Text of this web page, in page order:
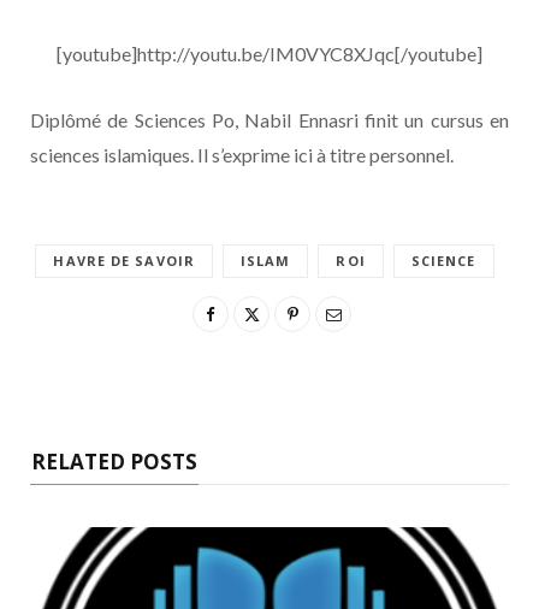
[youtube]http://youtu.be/IM0VYC8XJqc[/youtube]
Diplômé de Sciences Po, Nabil Ennasri finit un cursus en
sciences islamiques. Il s’exprime ici à titre personnel.
HAVRE DE SAVOIR ISLAM ROI SCIENCE
RELATED POSTS